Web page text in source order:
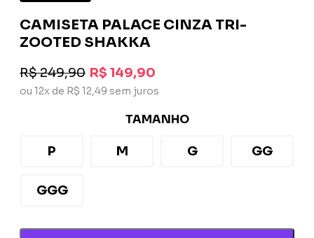
CAMISETA PALACE CINZA TRI-
ZOOTED SHAKKA
R$ 249,90 R$ 149,90
ou 12x de R$ 12,49 sem juros
TAMANHO
P M G GG
GGG